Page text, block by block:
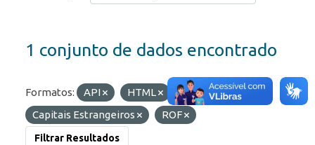
1 conjunto de dados encontrado
Formatos: API HTML
Etiquetas:
Capitais Estrangeiros
ROF
Filtrar Resultados